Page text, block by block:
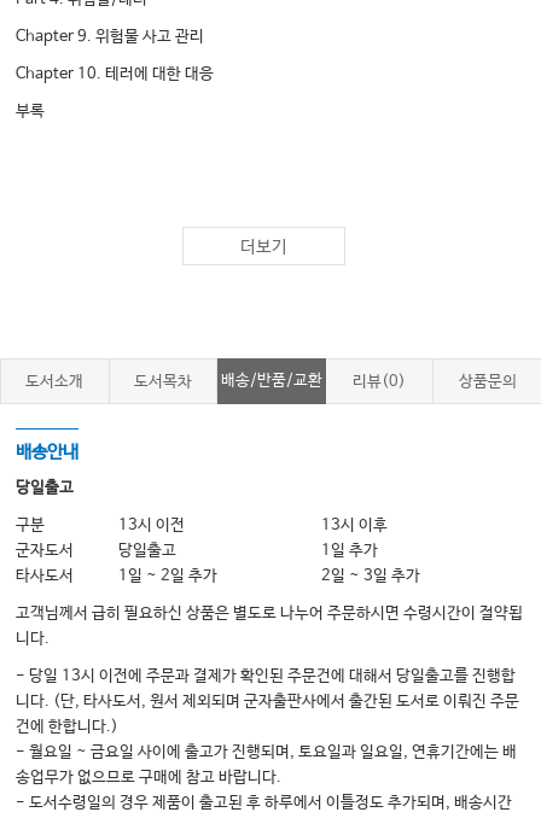
Chapter 9. 위험물 사고 관리
Chapter 10. 테러에 대한 대응
부록
더보기
도서소개 도서목차 배송/반품/교환 리뷰(0) 상품문의
배송안내
당일출고
구분 13시 이전
13시 이후
군자도서
당일출고
1일 추가
타사도서
1일 ~ 2일 추가 2일 ~ 3일 추가
고객님께서 급히 필요하신 상품은 별도로 나누어 주문하시면 수령시간이 절약됩
니다.
- 당일 13시 이전에 주문과 결제가 확인된 주문건에 대해서 당일출고를 진행합
니다. (단, 타사도서, 원서 제외되며 군자출판사에서 출간된 도서로 이뤄진 주문
건에 한합니다.)
- 월요일 ~ 금요일 사이에 출고가 진행되며, 토요일과 일요일, 연휴기간에는 배
송업무가 없으므로 구매에 참고 바랍니다.
- 도서수령일의 경우 제품이 출고된 후 하루에서 이틀정도 추가되며, 배송시간